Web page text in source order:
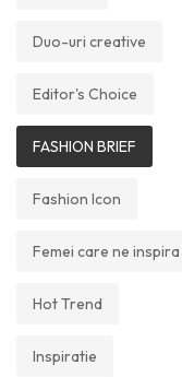
Duo-uri creative
Editor's Choice
FASHION BRIEF
Fashion Icon
Femei care ne inspira
Hot Trend
Inspiratie